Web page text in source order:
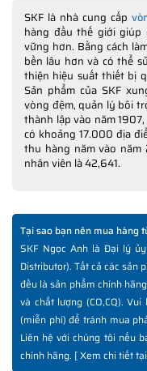
SKF là nhà cung cấp
hàng đầu thế giới giúp
vững hơn. Bằng cách
bền lâu hơn và có thể
thiện hiệu suất thiết bị
Sản phẩm của SKF
vòng đệm, quản lý bôi
thành lập vào năm
có khoảng 17.000 địa
thu hàng năm vào
nhân viên là 42,641.
Tại sao bạn nên mua hàng
SKF Ngọc Anh là Đại lý
Distributor). Tất cả các sản
đều là sản phẩm chính
và chất lượng (CO,CQ).
(miễn phí) để tránh mua
Liên hệ với chúng tôi nếu
chính hãng. [Xem chi tiết